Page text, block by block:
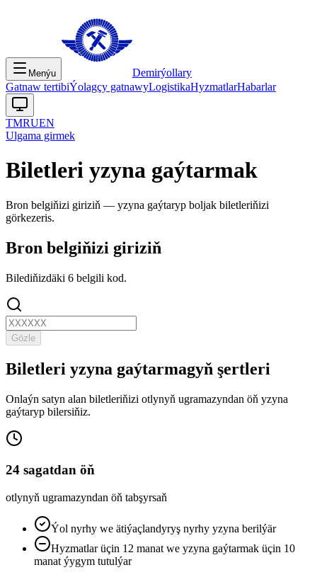
Menýu
Demirýollary
Gatnaw tertibiÝolagçy gatnawyLogistikaHyzmatlarHabarlar
TMRUEN
Ulgama girmek
Biletleri yzyna gaýtarmak
Bron belgiňizi giriziň — yzyna gaýtaryp boljak biletleriňizi
görkezeris.
Bron belgiňizi giriziň
Bilediňizdäki 6 belgili kod.
Gözle
Biletleri yzyna gaýtarmagyň şertleri
Onlaýn satyn alan biletleriňizi otlynyň ugramazyndan öň yzyna
gaýtaryp bilersiňiz.
24 sagatdan öň
otlynyň ugramazyndan öň tabşyrsaň
Ýol nyrhy we ätiýaçlandyryş nyrhy yzyna berilýär
Hyzmatlar üçin 12 manat we yzyna gaýtarmak üçin 10
manat ýygym tutulýar